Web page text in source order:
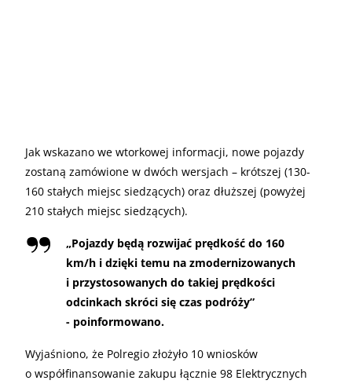
Jak wskazano we wtorkowej informacji, nowe pojazdy
zostaną zamówione w dwóch wersjach – krótszej (130-
160 stałych miejsc siedzących) oraz dłuższej (powyżej
210 stałych miejsc siedzących).
„Pojazdy będą rozwijać prędkość do 160
km/h i dzięki temu na zmodernizowanych
i przystosowanych do takiej prędkości
odcinkach skróci się czas podróży”
- poinformowano.
Wyjaśniono, że Polregio złożyło 10 wniosków
o współfinansowanie zakupu łącznie 98 Elektrycznych